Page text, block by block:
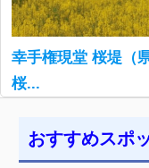
幸手権現堂 桜堤（
桜...
おすすめスポ